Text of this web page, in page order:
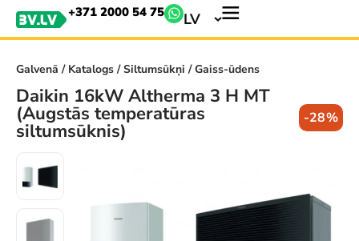
+371 2000 54 75 LV
Galvenā / Katalogs/Siltumsūkņi / Gaiss-ūdens
Daikin 16kW Altherma 3 H MT
(Augstās temperatūras
siltumsūknis)
-28%